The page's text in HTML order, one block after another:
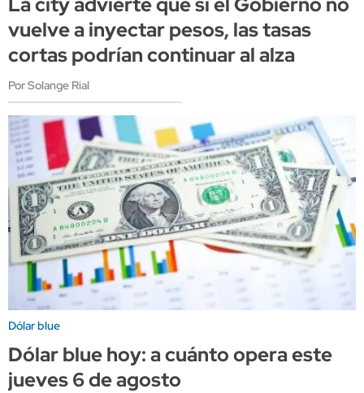
vuelve a inyectar pesos, las tasas
cortas podrían continuar al alza
Por Solange Rial
Dólar blue
Dólar blue hoy: a cuánto opera este
jueves 6 de agosto